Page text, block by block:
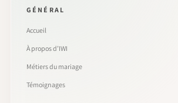
GÉNÉRAL
Accueil
À propos d’IWI
Métiers du mariage
Témoignages